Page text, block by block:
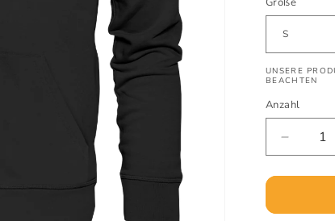
UNSERE
BEACHTEN
Anzahl
die
Menge